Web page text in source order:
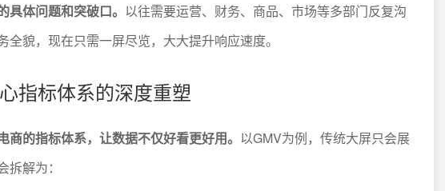
体问题和突破口。 以往需要运营、财务、商品、市场等多部门反复沟
全貌，现在只需一屏尽览，大大提升响应速度。
指标体系的深度重塑
商的指标体系，让数据不仅好看更好用。 以GMV为例，传统大屏只会展
解为：